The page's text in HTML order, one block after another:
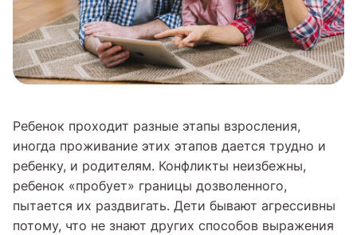
Ребенок проходит разные этапы взросления,
иногда проживание этих этапов дается трудно и
ребенку, и родителям. Конфликты неизбежны,
ребенок «пробует» границы дозволенного,
пытается их раздвигать. Дети бывают агрессивны
потому, что не знают других способов выражения